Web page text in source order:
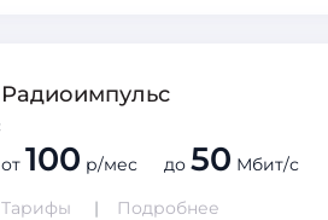
Радиоимпульс
от 100 р/мес до 50 Мбит/с
Тарифы
Подробнее